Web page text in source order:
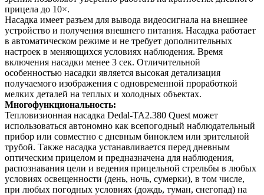
прицела до 10×.
Насадка имеет разъем для вывода видеосигнала на внешнее
устройство и получения внешнего питания. Насадка работает
в автоматическом режиме и не требует дополнительных
настроек в меняющихся условиях наблюдения. Время
включения насадки менее 3 сек. Отличительной
особенностью насадки является высокая детализация
получаемого изображения с одновременной проработкой
мелких деталей на теплых и холодных объектах.
Многофункциональность:
Тепловизионная насадка Dedal-TA2.380 Quest может
использоваться автономно как всепогодный наблюдательный
прибор или совместно с дневным биноклем или зрительной
трубой. Также насадка устанавливается перед дневным
оптическим прицелом и предназначена для наблюдения,
распознавания цели и ведения прицельной стрельбы в любых
условиях освещенности (день, ночь, сумерки), в том числе,
при любых погодных условиях (дождь, туман, снегопад) на